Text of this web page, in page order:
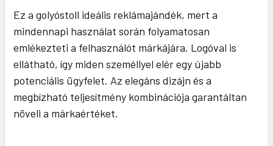
Ez a golyóstoll ideális reklámajándék, mert a
mindennapi használat során folyamatosan
emlékezteti a felhasználót márkájára. Logóval is
ellátható, így miden személlyel elér egy újabb
potenciális ügyfelet. Az elegáns dizájn és a
megbízható teljesítmény kombinációja garantáltan
növeli a márkaértéket.